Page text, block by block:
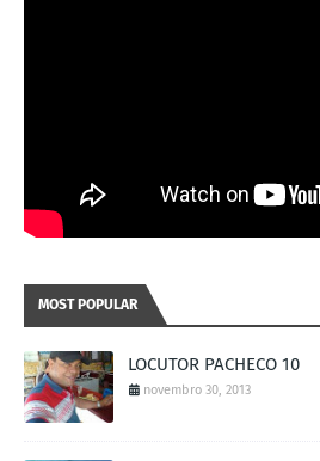
MOST POPULAR
LOCUTOR PACHECO 10
novembro 30, 2013